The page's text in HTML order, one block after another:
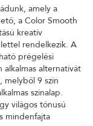
amely a
a Color Smooth
kreatív
rendelkezik. A
prégelési
alkalmas alternatívát
melyből 9 szín
színalap.
világos tónusú
mindenfajta